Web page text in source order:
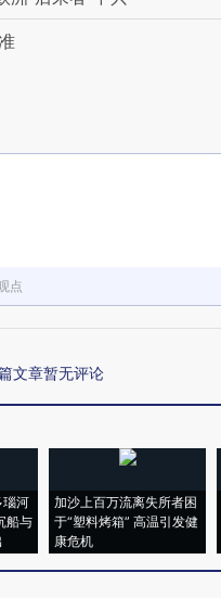
点
文章暂无评论
瑙河
船与
加沙上百万流离失所者困
于“塑料烤箱” 高温引发健
康危机